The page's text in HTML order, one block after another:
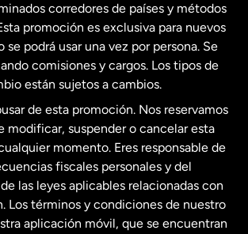
Unidos English
Unidos Español
Zelanda
corredores de países y métodos
promoción es exclusiva para nuevos
se podrá usar una vez por persona. Se
comisiones y cargos. Los tipos de
están sujetos a cambios.
de esta promoción. Nos reservamos
modificar, suspender o cancelar esta
momento. Eres responsable de
fiscales personales y del
las leyes aplicables relacionadas con
Los términos y condiciones de nuestro
aplicación móvil, que se encuentran